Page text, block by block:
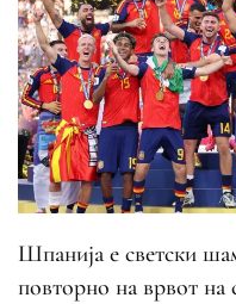
Шпанија е светски
повторно на врвот на